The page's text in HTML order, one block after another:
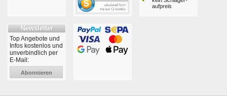
aufpreis
Newsletter
Top Angebote und
Infos kostenlos und
unverbindlich per
E-Mail:
Abonnieren